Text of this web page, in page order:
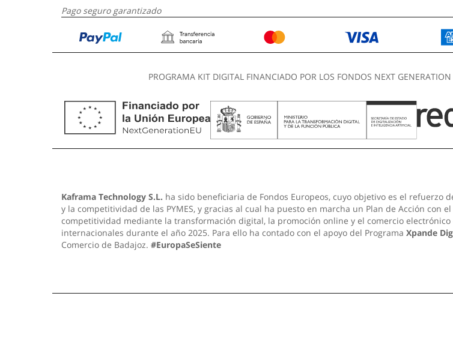
Pago seguro garantizado
PROGRAMA KIT DIGITAL FINANCIADO POR LOS FONDOS NEXT
Kaframa Technology S.L. ha sido beneficiaria de Fondos Europeos, cuyo objetivo es el refuerzo
y la competitividad de las PYMES, y gracias al cual ha puesto en marcha un Plan de Acción con
competitividad mediante la transformación digital, la promoción online y el comercio electrónico
internacionales durante el año 2025. Para ello ha contado con el apoyo del Programa Xpande
Comercio de Badajoz. #EuropaSeSiente